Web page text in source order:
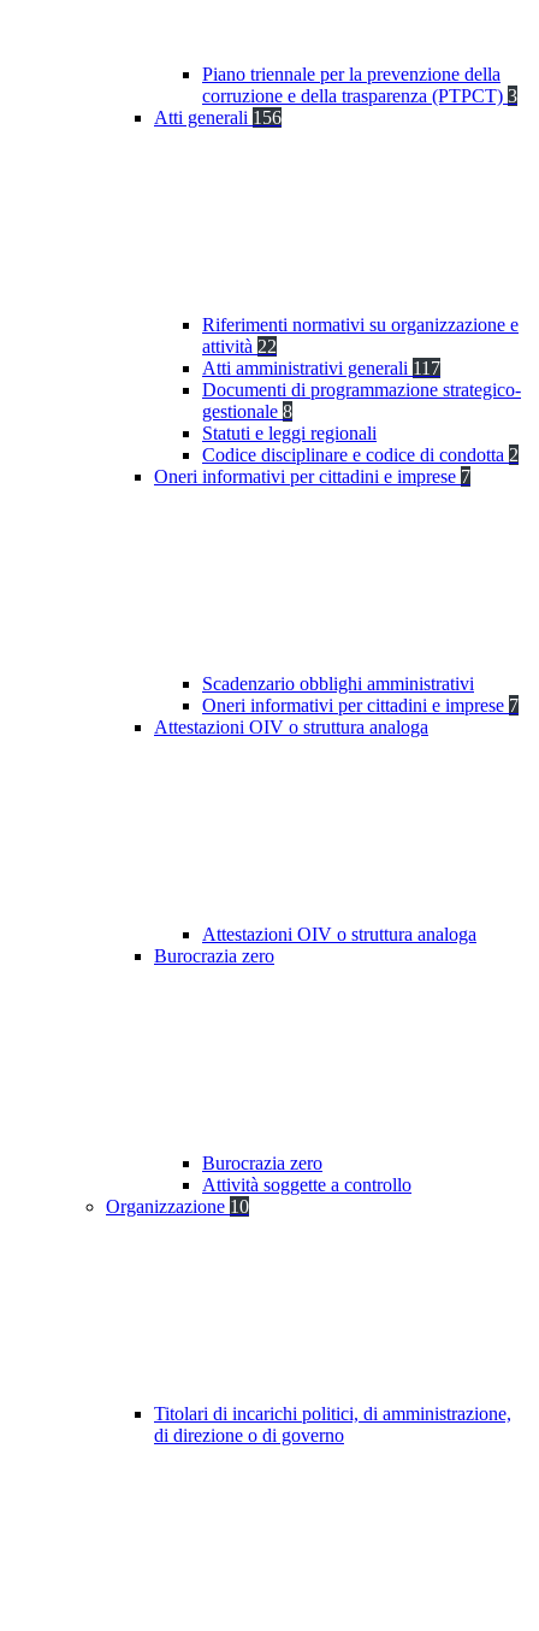
Piano triennale per la prevenzione della
corruzione e della trasparenza (PTPCT) 3
Atti generali 156
Riferimenti normativi su organizzazione e
attività 22
Atti amministrativi generali 117
Documenti di programmazione strategico-
gestionale 8
Statuti e leggi regionali
Codice disciplinare e codice di condotta 2
Oneri informativi per cittadini e imprese 7
Scadenzario obblighi amministrativi
Oneri informativi per cittadini e imprese 7
Attestazioni OIV o struttura analoga
Attestazioni OIV o struttura analoga
Burocrazia zero
Burocrazia zero
Attività soggette a controllo
Organizzazione 10
Titolari di incarichi politici, di amministrazione,
di direzione o di governo